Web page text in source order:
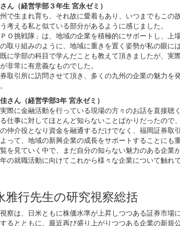
ん（経営学部３年生 宮永ゼミ）
で生まれ育ち、それ故に愛着もあり、いつまでもこの
考える私と似ている部分があるように感じました。
ＰＯ挑戦隊」は、地域の企業を積極的にサポートし、
取り組みのように、地域に重きを置く姿勢が私の眼に
に学部の科目で学んだことも教えて頂きましたが、実
非常に有意義なものでした。
取引所に訪問させて頂き、多くの九州の企業の魅力を
さん（経営学部3年 宮永ゼミ）
際に金融活動を行っている現場の方々のお話を直接聴
仕事に対してほとんど知らないことばかりだったので
仲介役となり資金を融通するだけでなく、福岡証券取
よって、地域の新興企業の成長をサポートすることに
を見ていく中で、まだ自分の知らない魅力のある企
の就職活動に向けてこれから様々な企業について触れ
雅行先生の研究視察総括
察は、日米ともに株価水準が上昇しつつある証券市場
るとともに、最近再び盛り上がりつつある企業の新